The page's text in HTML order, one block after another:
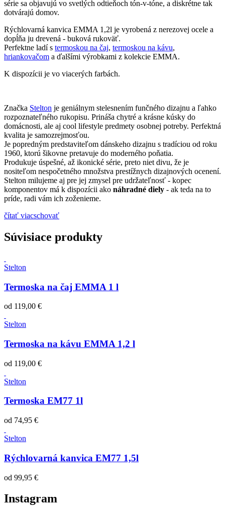
série sa objavujú vo svetlých odtieňoch tón-v-tóne, a diskrétne tak
dotvárajú domov.
Rýchlovarná kanvica EMMA 1,2l je vyrobená z nerezovej ocele a
dopĺňa ju drevená - buková rukoväť.
Perfektne ladí s termoskou na čaj, termoskou na kávu,
hriankovačom a ďalšími výrobkami z kolekcie EMMA.
K dispozícii je vo viacerých farbách.
Značka Stelton je geniálnym stelesnením funčného dizajnu a ľahko
rozpoznateľného rukopisu. Prináša chytré a krásne kúsky do
domácnosti, ale aj cool lifestyle predmety osobnej potreby. Perfektná
kvalita je samozrejmosťou.
Je popredným predstaviteľom dánskeho dizajnu s tradíciou od roku
1960, ktorú šikovne pretavuje do moderného poňatia.
Produkuje úspešné, až ikonické série, preto niet divu, že je
nositeľom nespočetného množstva prestížnych dizajnových ocenení.
Stelton milujeme aj pre jej zmysel pre udržateľnosť - kopec
komponentov má k dispozícii ako náhradné diely - ak teda na to
príde, radi vám ich zoženieme.
čítať viacschovať
Súvisiace produkty
Stelton
Termoska na čaj EMMA 1 l
od 119,00 €
Stelton
Termoska na kávu EMMA 1,2 l
od 119,00 €
Stelton
Termoska EM77 1l
od 74,95 €
Stelton
Rýchlovarná kanvica EM77 1,5l
od 99,95 €
Instagram